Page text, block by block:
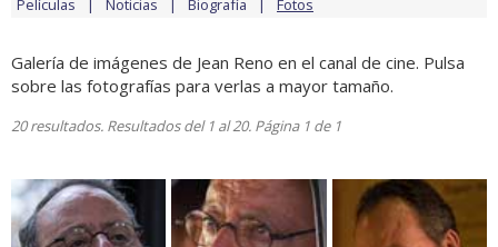
Películas Noticias Biografía Fotos
Galería de imágenes de Jean Reno en el canal de cine. Pulsa
sobre las fotografías para verlas a mayor tamaño.
20 resultados. Resultados del 1 al 20. Página 1 de 1